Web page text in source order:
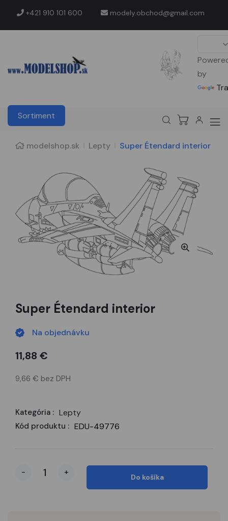
+421 910 101 600 modely.obchod@gmail.com
by
Sortiment
modelshop.sk Lepty Super Étendard interior
Super Étendard interior
Na objednávku
11,88 €
9,66 € bez DPH
Kategória : Lepty
Kód produktu : EDU-49776
- +
Do košíka